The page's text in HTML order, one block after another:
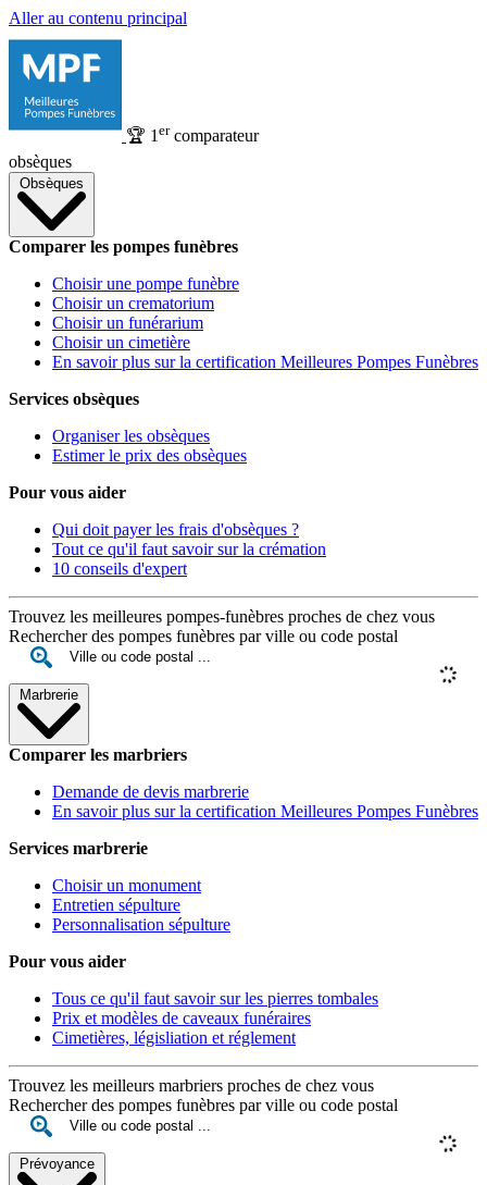
Aller au contenu principal
🏆 1 ercomparateur
obsèques
Obsèques
Comparer les pompes funèbres
Choisir une pompe funèbre
Choisir un crematorium
Choisir un funérarium
Choisir un cimetière
En savoir plus sur la certification Meilleures Pompes Funèbres
Services obsèques
Organiser les obsèques
Estimer le prix des obsèques
Pour vous aider
Qui doit payer les frais d'obsèques ?
Tout ce qu'il faut savoir sur la crémation
10 conseils d'expert
Trouvez les meilleures pompes-funèbres proches de chez vous
Rechercher des pompes funèbres par ville ou code postal
Marbrerie
Comparer les marbriers
Demande de devis marbrerie
En savoir plus sur la certification Meilleures Pompes Funèbres
Services marbrerie
Choisir un monument
Entretien sépulture
Personnalisation sépulture
Pour vous aider
Tous ce qu'il faut savoir sur les pierres tombales
Prix et modèles de caveaux funéraires
Cimetières, législiation et réglement
Trouvez les meilleurs marbriers proches de chez vous
Rechercher des pompes funèbres par ville ou code postal
Prévoyance